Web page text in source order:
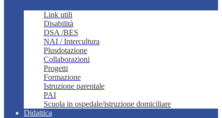
Link utili
Disabilità
DSA /BES
NAI / Intercultura
Plusdotazione
Collaborazioni
Progetti
Formazione
Istruzione parentale
PAI
Scuola in ospedale/istruzione domiciliare
Didattica